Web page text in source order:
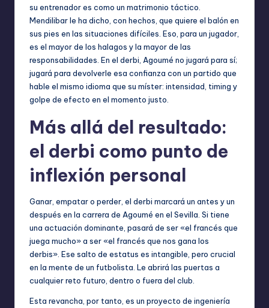
su entrenador es como un matrimonio táctico.
Mendilibar le ha dicho, con hechos, que quiere el balón en
sus pies en las situaciones difíciles. Eso, para un jugador,
es el mayor de los halagos y la mayor de las
responsabilidades. En el derbi, Agoumé no jugará para sí;
jugará para devolverle esa confianza con un partido que
hable el mismo idioma que su míster: intensidad, timing y
golpe de efecto en el momento justo.
Más allá del resultado:
el derbi como punto de
inflexión personal
Ganar, empatar o perder, el derbi marcará un antes y un
después en la carrera de Agoumé en el Sevilla. Si tiene
una actuación dominante, pasará de ser «el francés que
juega mucho» a ser «el francés que nos gana los
derbis». Ese salto de estatus es intangible, pero crucial
en la mente de un futbolista. Le abrirá las puertas a
cualquier reto futuro, dentro o fuera del club.
Esta revancha, por tanto, es un proyecto de ingeniería